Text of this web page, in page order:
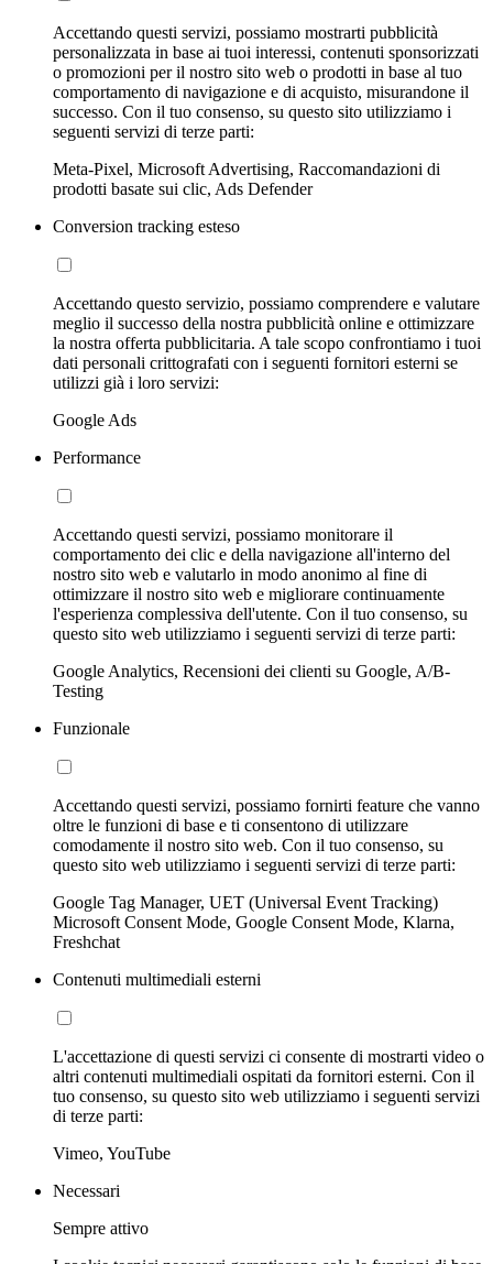
Accettando questi servizi, possiamo mostrarti pubblicità
personalizzata in base ai tuoi interessi, contenuti sponsorizzati
o promozioni per il nostro sito web o prodotti in base al tuo
comportamento di navigazione e di acquisto, misurandone il
successo. Con il tuo consenso, su questo sito utilizziamo i
seguenti servizi di terze parti:
Meta-Pixel, Microsoft Advertising, Raccomandazioni di
prodotti basate sui clic, Ads Defender
Conversion tracking esteso
Accettando questo servizio, possiamo comprendere e valutare
meglio il successo della nostra pubblicità online e ottimizzare
la nostra offerta pubblicitaria. A tale scopo confrontiamo i tuoi
dati personali crittografati con i seguenti fornitori esterni se
utilizzi già i loro servizi:
Google Ads
Performance
Accettando questi servizi, possiamo monitorare il
comportamento dei clic e della navigazione all'interno del
nostro sito web e valutarlo in modo anonimo al fine di
ottimizzare il nostro sito web e migliorare continuamente
l'esperienza complessiva dell'utente. Con il tuo consenso, su
questo sito web utilizziamo i seguenti servizi di terze parti:
Google Analytics, Recensioni dei clienti su Google, A/B-
Testing
Funzionale
Accettando questi servizi, possiamo fornirti feature che vanno
oltre le funzioni di base e ti consentono di utilizzare
comodamente il nostro sito web. Con il tuo consenso, su
questo sito web utilizziamo i seguenti servizi di terze parti:
Google Tag Manager, UET (Universal Event Tracking)
Microsoft Consent Mode, Google Consent Mode, Klarna,
Freshchat
Contenuti multimediali esterni
L'accettazione di questi servizi ci consente di mostrarti video o
altri contenuti multimediali ospitati da fornitori esterni. Con il
tuo consenso, su questo sito web utilizziamo i seguenti servizi
di terze parti:
Vimeo, YouTube
Necessari
Sempre attivo